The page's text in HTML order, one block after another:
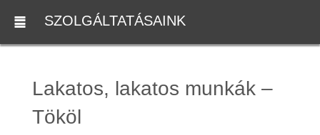
SZOLGÁLTATÁSAINK
Lakatos, lakatos munkák –
Tököl